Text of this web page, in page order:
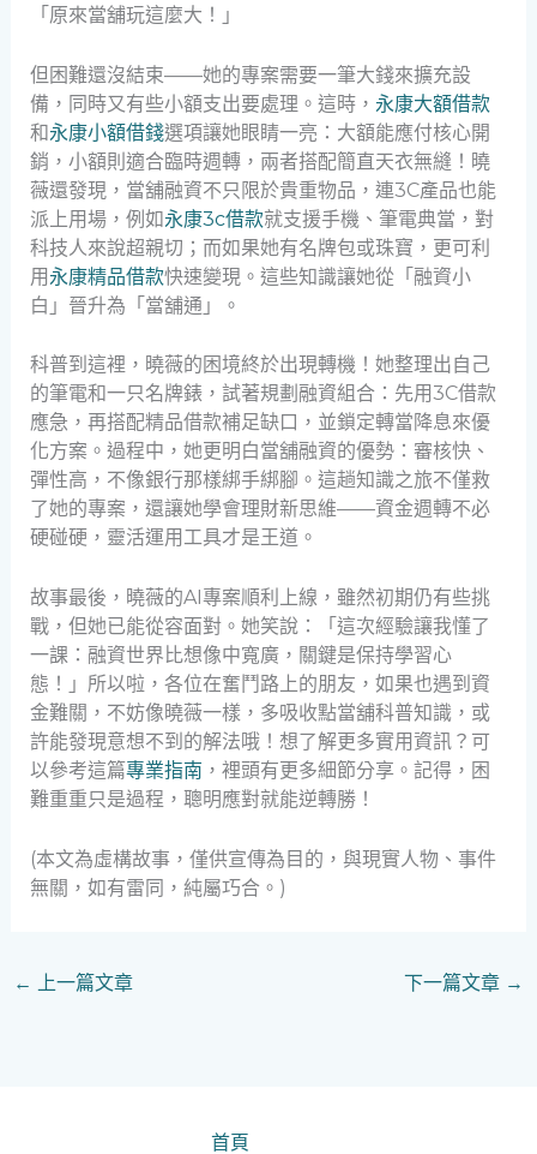
「原來當舖玩這麼大！」
但困難還沒結束——她的專案需要一筆大錢來擴充設
備，同時又有些小額支出要處理。這時， 永康大額借款
和永康小額借錢選項讓她眼睛一亮：大額能應付核心開
銷，小額則適合臨時週轉，兩者搭配簡直天衣無縫！曉
薇還發現，當舖融資不只限於貴重物品，連3C產品也能
派上用場，例如永康3c借款就支援手機、筆電典當，對
科技人來說超親切；而如果她有名牌包或珠寶，更可利
用永康精品借款快速變現。這些知識讓她從「融資小
白」晉升為「當舖通」。
科普到這裡，曉薇的困境終於出現轉機！她整理出自己
的筆電和一只名牌錶，試著規劃融資組合：先用3C借款
應急，再搭配精品借款補足缺口，並鎖定轉當降息來優
化方案。過程中，她更明白當舖融資的優勢：審核快、
彈性高，不像銀行那樣綁手綁腳。這趟知識之旅不僅救
了她的專案，還讓她學會理財新思維——資金週轉不必
硬碰硬，靈活運用工具才是王道。
故事最後，曉薇的AI專案順利上線，雖然初期仍有些挑
戰，但她已能從容面對。她笑說：「這次經驗讓我懂了
一課：融資世界比想像中寬廣，關鍵是保持學習心
態！」所以啦，各位在奮鬥路上的朋友，如果也遇到資
金難關，不妨像曉薇一樣，多吸收點當舖科普知識，或
許能發現意想不到的解法哦！想了解更多實用資訊？可
以參考這篇專業指南 ，裡頭有更多細節分享。記得，困
難重重只是過程，聰明應對就能逆轉勝！
(本文為虛構故事，僅供宣傳為目的，與現實人物、事件
無關，如有雷同，純屬巧合。)
← 上一篇文章 下一篇文章 →
首頁